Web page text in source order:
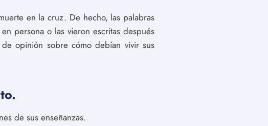
en la cruz. De hecho, las palabras
persona o las vieron escritas después
opinión sobre cómo debían vivir sus
de sus enseñanzas.